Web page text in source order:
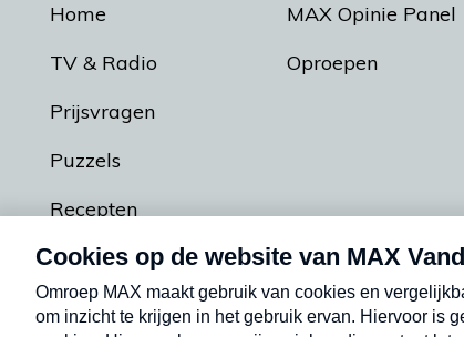
Home
TV & Radio
Prijsvragen
Puzzels
Recepten
Podcasts
MAX Opinie Panel
Oproepen